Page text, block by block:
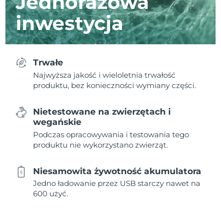
inwestycja
Trwałe
Najwyższa jakość i wieloletnia trwałość
produktu, bez konieczności wymiany części.
Nietestowane na zwierzętach i
wegańskie
Podczas opracowywania i testowania tego
produktu nie wykorzystano zwierząt.
Niesamowita żywotność akumulatora
Jedno ładowanie przez USB starczy nawet na
600 użyć.